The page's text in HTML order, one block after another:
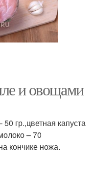
и овощами
гр.,цветная капуста
– 70
кончике ножа.